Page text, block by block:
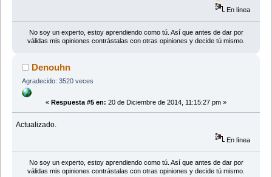
En línea
No soy un experto, estoy aprendiendo como tú. Así que antes de dar por
válidas mis opiniones contrástalas con otras opiniones y decide tú mismo.
Denouhn
Agradecido: 3520 veces
« Respuesta #5 en: 20 de Diciembre de 2014, 11:15:27 pm »
Actualizado.
En línea
No soy un experto, estoy aprendiendo como tú. Así que antes de dar por
válidas mis opiniones contrástalas con otras opiniones y decide tú mismo.